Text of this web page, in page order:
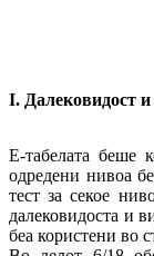
I. Далековидост
Е-табелата беше
одредени нивоа
тест за секое
далековидоста и
беа користени во